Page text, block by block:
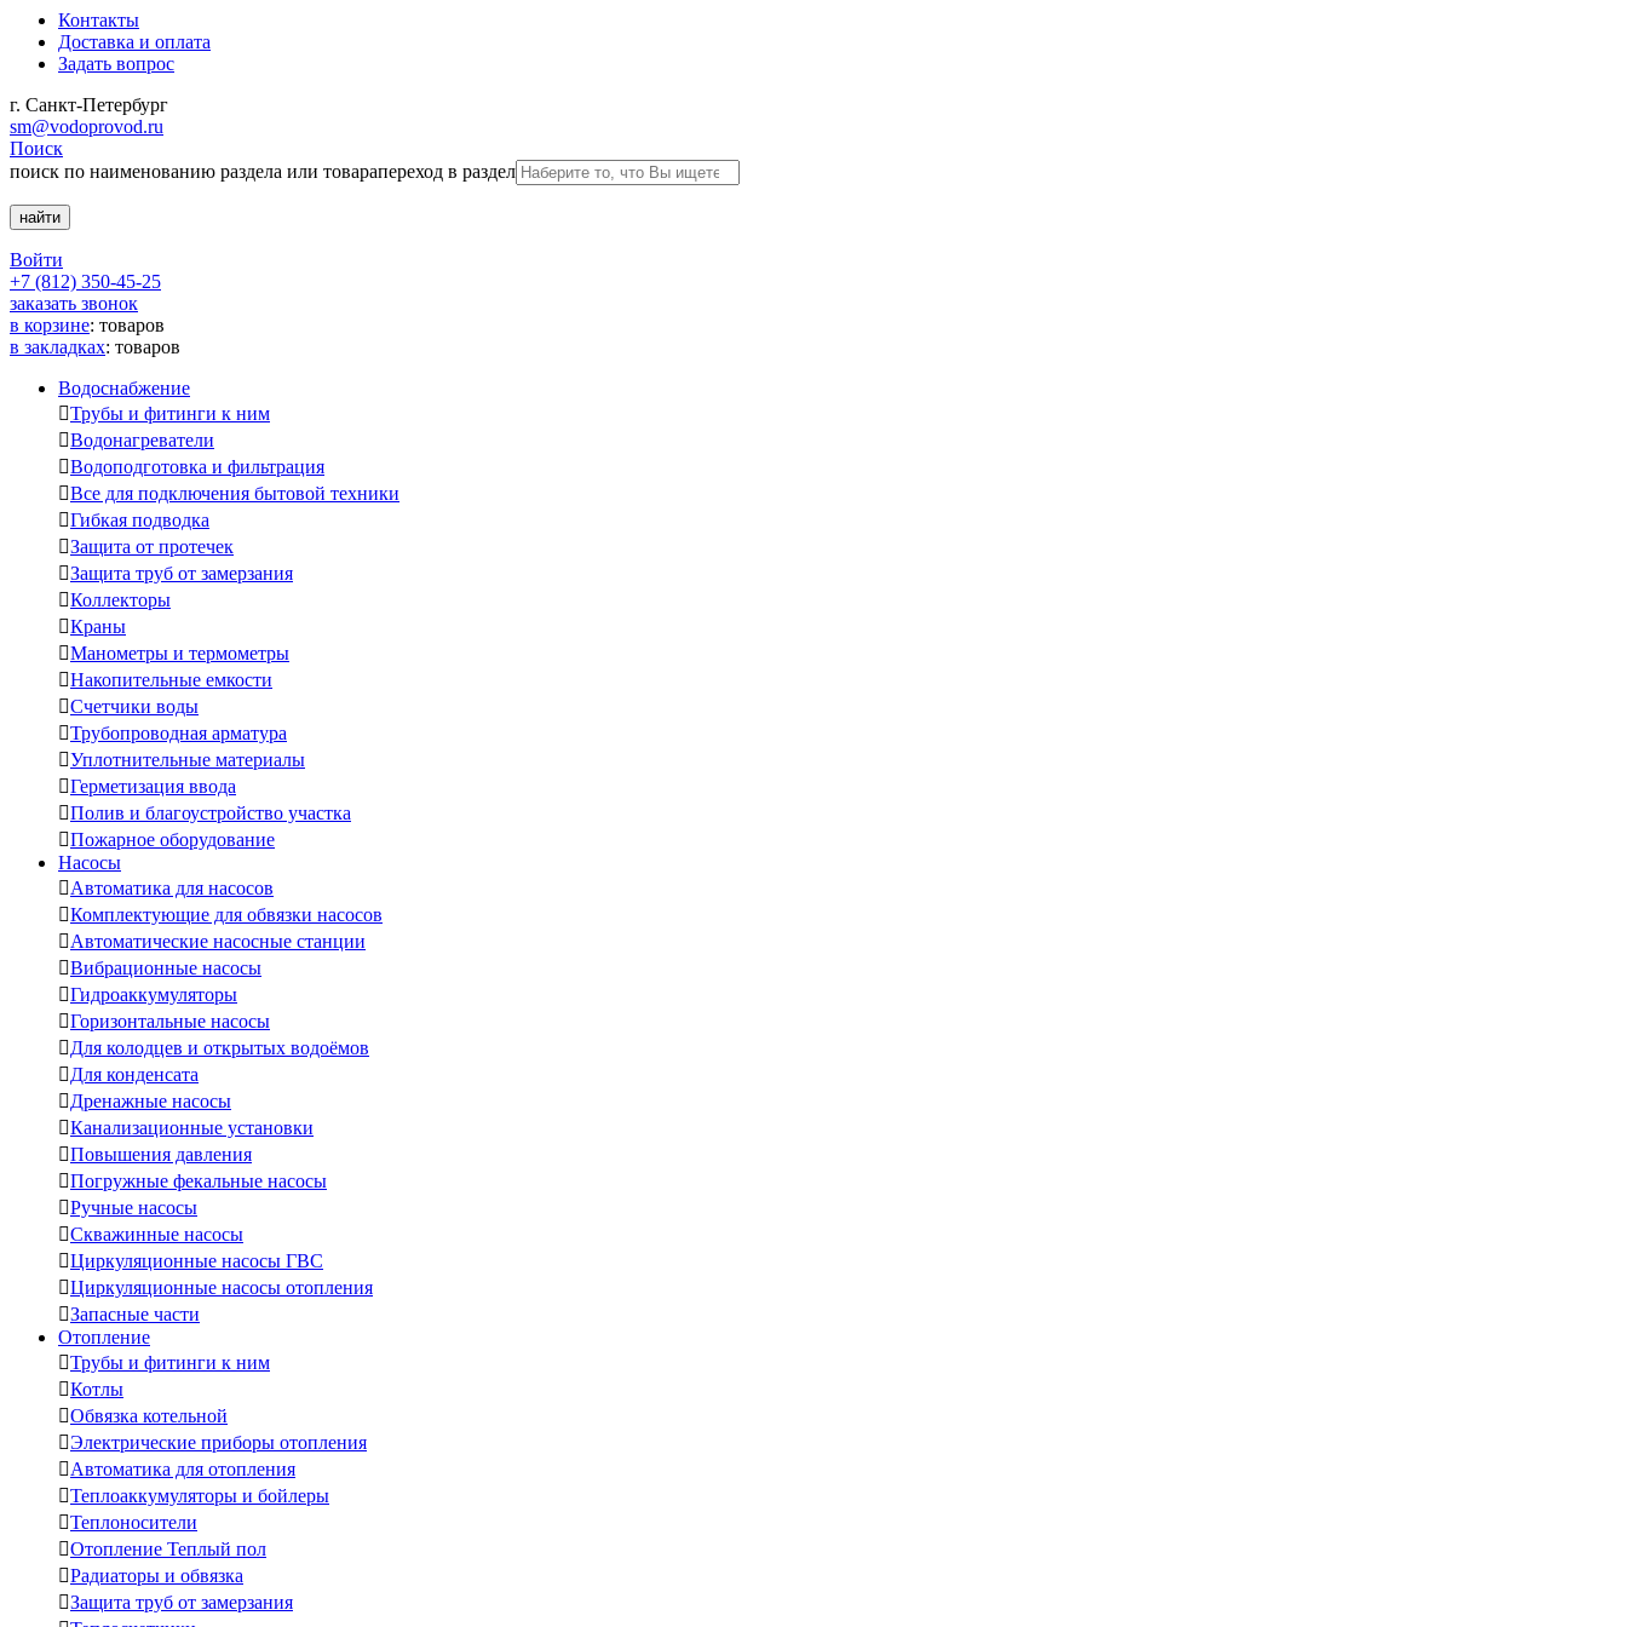
Контакты
Доставка и оплата
Задать вопрос
г. Санкт-Петербург
sm@vodoprovod.ru
Поиск
поиск по наименованию раздела или товарапереход в раздел
Войти
+7 (812) 350-45-25
заказать звонок
в корзине: товаров
в закладках: товаров
Водоснабжение
Трубы и фитинги к ним
Водонагреватели
Водоподготовка и фильтрация
Все для подключения бытовой техники
Гибкая подводка
Защита от протечек
Защита труб от замерзания
Коллекторы
Краны
Манометры и термометры
Накопительные емкости
Счетчики воды
Трубопроводная арматура
Уплотнительные материалы
Герметизация ввода
Полив и благоустройство участка
Пожарное оборудование
Насосы
Автоматика для насосов
Комплектующие для обвязки насосов
Автоматические насосные станции
Вибрационные насосы
Гидроаккумуляторы
Горизонтальные насосы
Для колодцев и открытых водоёмов
Для конденсата
Дренажные насосы
Канализационные установки
Повышения давления
Погружные фекальные насосы
Ручные насосы
Скважинные насосы
Циркуляционные насосы ГВС
Циркуляционные насосы отопления
Запасные части
Отопление
Трубы и фитинги к ним
Котлы
Обвязка котельной
Электрические приборы отопления
Автоматика для отопления
Теплоаккумуляторы и бойлеры
Теплоносители
Отопление Теплый пол
Радиаторы и обвязка
Защита труб от замерзания